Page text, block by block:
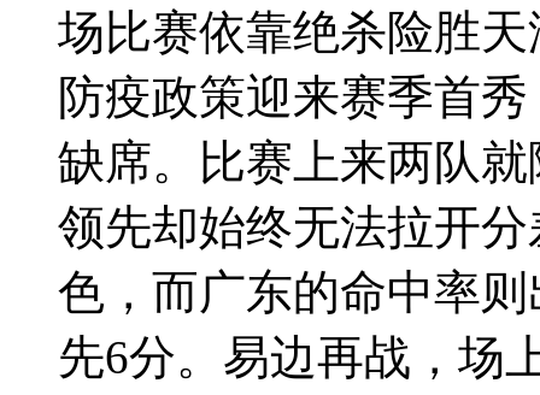
场比赛依靠绝杀险胜
防疫政策迎来赛季首
缺席。比赛上来两队
领先却始终无法拉开
色，而广东的命中率
先6分。易边再战，场